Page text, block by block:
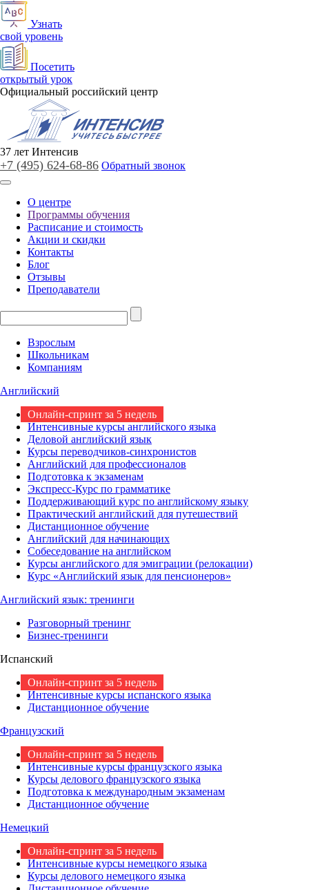
Узнать
свой уровень
Посетить
открытый урок
Официальный российский центр
37 лет Интенсив
+7 (495) 624-68-86 Обратный звонок
О центре
Программы обучения
Расписание и стоимость
Акции и скидки
Контакты
Блог
Отзывы
Преподаватели
Взрослым
Школьникам
Компаниям
Английский
Онлайн-спринт за 5 недель
Интенсивные курсы английского языка
Деловой английский язык
Курсы переводчиков-синхронистов
Английский для профессионалов
Подготовка к экзаменам
Экспресс-Курс по грамматике
Поддерживающий курс по английскому языку
Практический английский для путешествий
Дистанционное обучение
Английский для начинающих
Собеседование на английском
Курсы английского для эмиграции (релокации)
Курс «Английский язык для пенсионеров»
Английский язык: тренинги
Разговорный тренинг
Бизнес-тренинги
Испанский
Онлайн-спринт за 5 недель
Интенсивные курсы испанского языка
Дистанционное обучение
Французский
Онлайн-спринт за 5 недель
Интенсивные курсы французского языка
Курсы делового французского языка
Подготовка к международным экзаменам
Дистанционное обучение
Немецкий
Онлайн-спринт за 5 недель
Интенсивные курсы немецкого языка
Курсы делового немецкого языка